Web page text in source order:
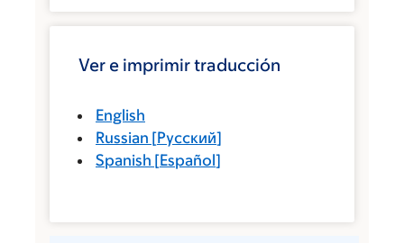
Ver e imprimir traducción
English
Russian [Русский]
Spanish [Español]